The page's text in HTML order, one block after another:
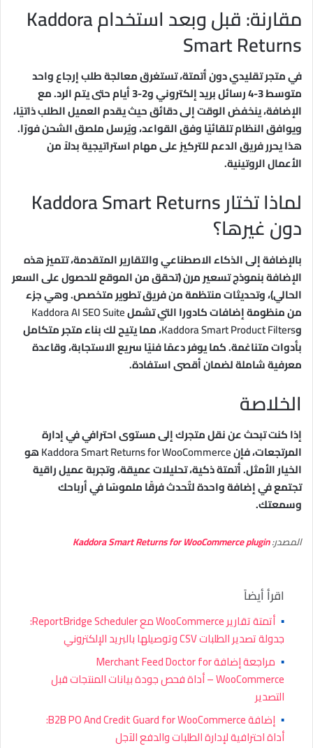
مقارنة: قبل وبعد استخدام Kaddora
Smart Returns
في متجر تقليدي دون أتمتة، تستغرق معالجة طلب إرجاع واحد
متوسط 3-4 رسائل بريد إلكتروني و2-3 أيام حتى يتم الرد. مع
الإضافة، ينخفض الوقت إلى دقائق حيث يقدم العميل الطلب ذاتيًا،
ويوافق النظام تلقائيًا وفق القواعد، ويُرسل ملصق الشحن فورًا.
هذا يحرر فريق الدعم للتركيز على مهام استراتيجية بدلاً من
الأعمال الروتينية.
لماذا تختار Kaddora Smart Returns
دون غيرها؟
بالإضافة إلى الذكاء الاصطناعي والتقارير المتقدمة، تتميز هذه
الإضافة بنموذج تسعير مرن (تحقق من الموقع للحصول على السعر
الحالي)، وتحديثات منتظمة من فريق تطوير متخصص. وهي جزء
من منظومة إضافات كادورا التي تشملKaddora AI SEO Suite
وKaddora Smart Product Filters، مما يتيح لك بناء متجر متكامل
بأدوات متناغمة. كما يوفر دعمًا فنيًا سريع الاستجابة، وقاعدة
معرفية شاملة لضمان أقصى استفادة.
الخلاصة
إذا كنت تبحث عن نقل متجرك إلى مستوى احترافي في إدارة
المرتجعات، فإنKaddora Smart Returns for WooCommerceهو
الخيار الأمثل. أتمتة ذكية، تحليلات عميقة، وتجربة عميل راقية
تجتمع في إضافة واحدة لتُحدث فرقًا ملموسًا في أرباحك
وسمعتك.
المصدر:Kaddora Smart Returns for WooCommerce plugin
اقرأ أيضاً
▪
أتمتة تقارير WooCommerce مع ReportBridge Scheduler:
جدولة تصدير الطلبات CSV وتوصيلها بالبريد الإلكتروني
▪
مراجعة إضافة Merchant Feed Doctor for
WooCommerce – أداة فحص جودة بيانات المنتجات قبل
التصدير
▪
إضافة B2B PO And Credit Guard for WooCommerce:
أداة احترافية لإدارة الطلبات والدفع الآجل